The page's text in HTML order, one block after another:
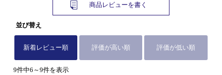
商品レビューを書く
並び替え
新着レビュー順 評価が高い順 評価が低い順
9件中6～9件を表示